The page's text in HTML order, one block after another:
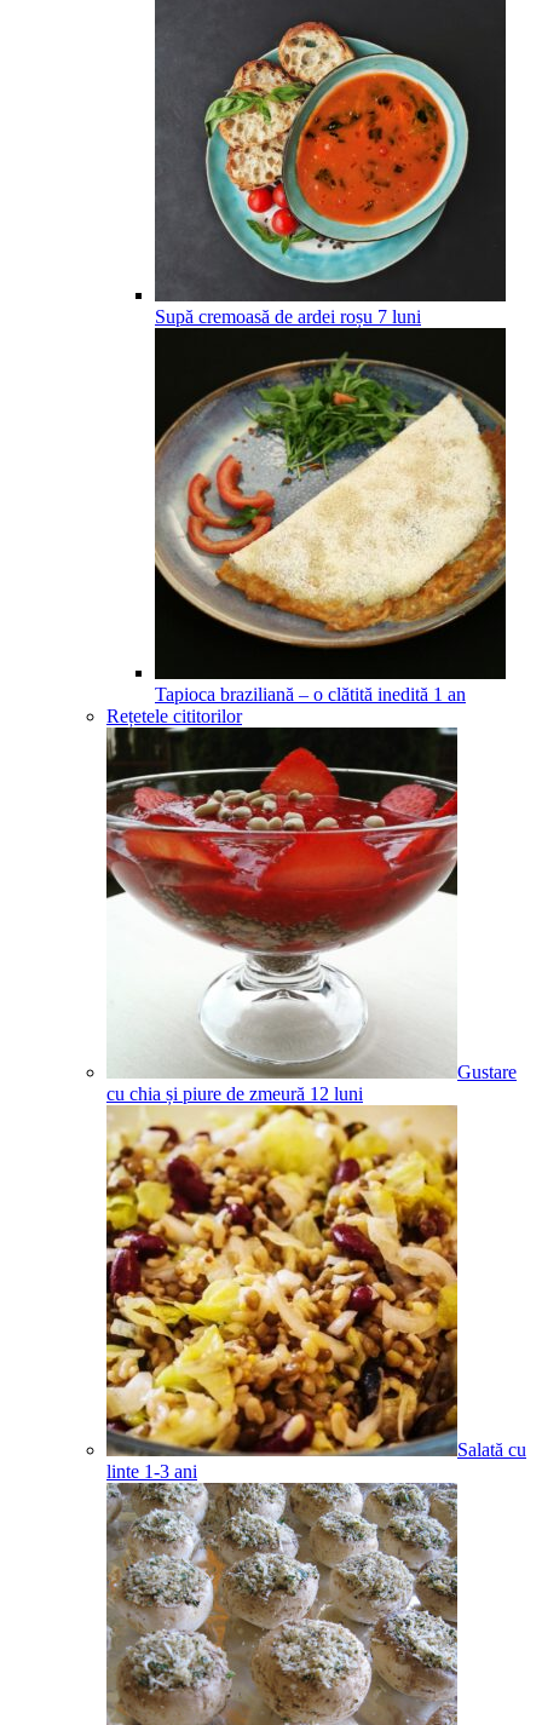
Supă cremoasă de ardei roșu 7 luni
Tapioca braziliană – o clătită inedită 1 an
Rețetele cititorilor
Gustare
cu chia și piure de zmeură 12 luni
Salată cu
linte 1-3 ani